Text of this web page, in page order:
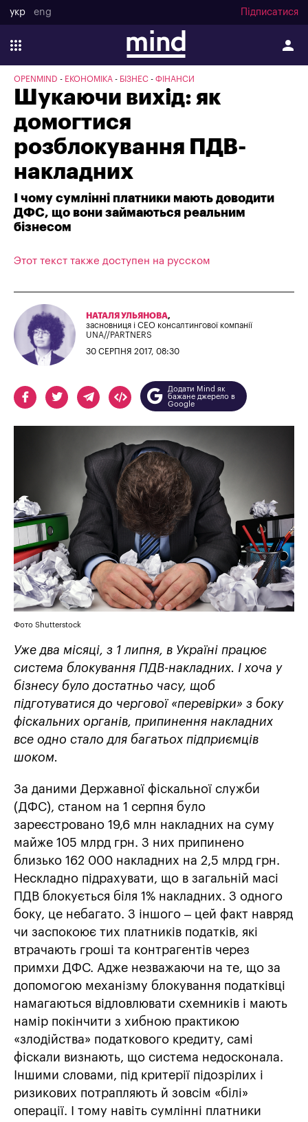
укр eng Підписатися
OPENMIND ЕКОНОМІКА БІЗНЕС ФІНАНСИ
Шукаючи вихід: як
домогтися
розблокування ПДВ-
накладних
І чому сумлінні платники мають доводити
ДФС, що вони займаються реальним
бізнесом
Этот текст также доступен на русском
НАТАЛЯ УЛЬЯНОВА,
засновниця і СЕО консалтингової компанії
UNA//PARTNERS
30 СЕРПНЯ 2017, 08:30
Додати Mind як
бажане джерело в
Google
Фото Shutterstock
Уже два місяці, з 1 липня, в Україні працює
система блокування ПДВ-накладних. І хоча у
бізнесу було достатньо часу, щоб
підготуватися до чергової «перевірки» з боку
фіскальних органів, припинення накладних
все одно стало для багатьох підприємців
шоком.
За даними Державної фіскальної служби
(ДФС), станом на 1 серпня було
зареєстровано 19,6 млн накладних на суму
майже 105 млрд грн. З них припинено
близько 162 000 накладних на 2,5 млрд грн.
Нескладно підрахувати, що в загальній масі
ПДВ блокується біля 1% накладних. З одного
боку, це небагато. З іншого – цей факт навряд
чи заспокоює тих платників податків, які
втрачають гроші та контрагентів через
примхи ДФС. Адже незважаючи на те, що за
допомогою механізму блокування податківці
намагаються відловлювати схемників і мають
намір покінчити з хибною практикою
«злодійства» податкового кредиту, самі
фіскали визнають, що система недосконала.
Іншими словами, під критерії підозрілих і
ризикових потрапляють й зовсім «білі»
операції. І тому навіть сумлінні платники